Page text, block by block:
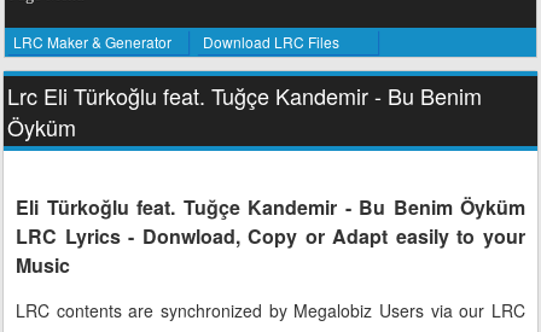
LRC Maker & Generator Download LRC Files
Lrc Eli Türkoğlu feat. Tuğçe Kandemir - Bu Benim
Öyküm
Eli Türkoğlu feat. Tuğçe Kandemir - Bu Benim Öyküm
LRC Lyrics - Donwload, Copy or Adapt easily to your
Music
LRC contents are synchronized by Megalobiz Users via our LRC